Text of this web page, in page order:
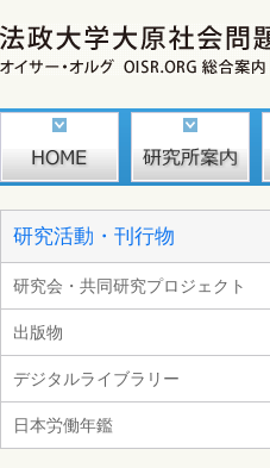
研究活動・刊行物
研究会・共同研究プロジェクト
出版物
デジタルライブラリー
日本労働年鑑